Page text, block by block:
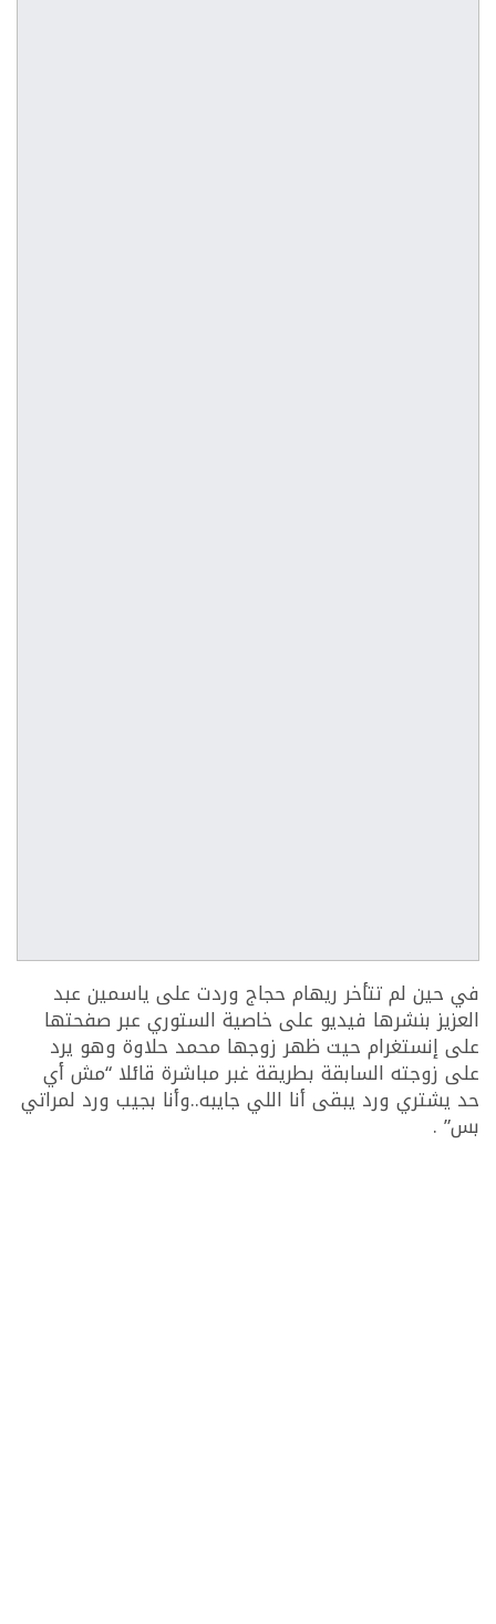
في حين لم تتأخر ريهام حجاج وردت على ياسمين عبد
العزيز بنشرها فيديو على خاصية الستوري عبر صفحتها
على إنستغرام حيت ظهر زوجها محمد حلاوة وهو يرد
على زوجته السابقة بطريقة غبر مباشرة قائلا “مش أي
حد يشتري ورد يبقى أنا اللي جايبه..وأنا بجيب ورد لمراتي
بس” .